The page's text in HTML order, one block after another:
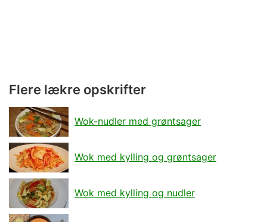
Flere lækre opskrifter
Wok-nudler med grøntsager
Wok med kylling og grøntsager
Wok med kylling og nudler